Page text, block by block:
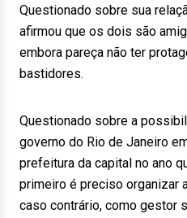
Questionado sobre sua
afirmou que os dois são
embora pareça não ter
bastidores.
Questionado sobre a
governo do Rio de Janeiro
prefeitura da capital no ano
primeiro é preciso organizar
caso contrário, como gestor